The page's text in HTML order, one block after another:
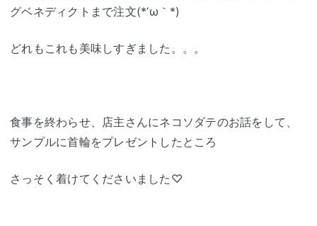
グベネディクトまで注文(*’ω｀*)ゞ
どれもこれも美味しすぎました。。。
食事を終わらせ、店主さんにネコソダテのお話をして、
サンプルに首輪をプレゼントしたところ
さっそく着けてくださいました♡